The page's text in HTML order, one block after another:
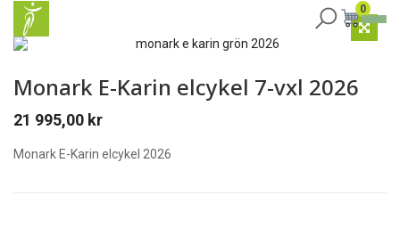
0
Monark E-Karin elcykel 7-vxl 2026
21 995,00 kr
Monark E-Karin elcykel 2026